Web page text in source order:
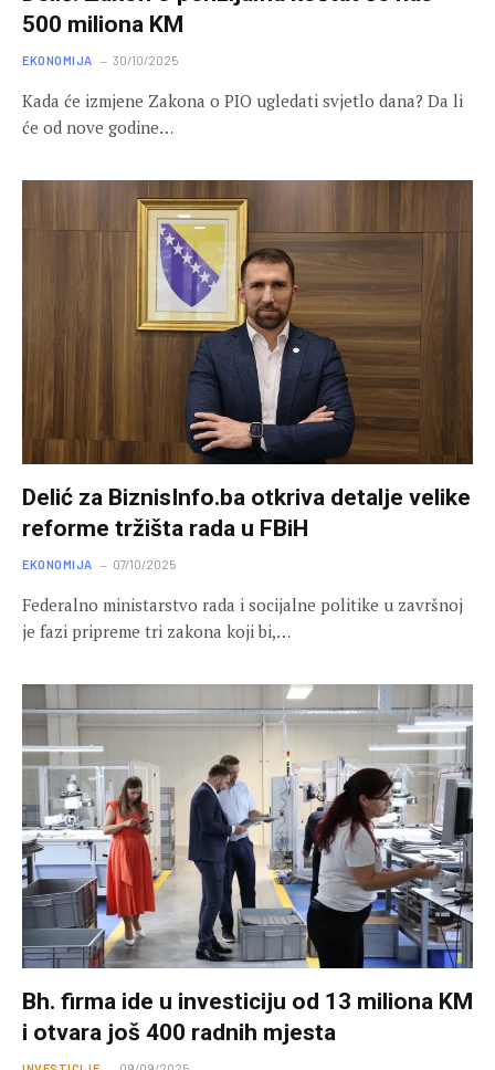
500 miliona KM
EKONOMIJA 30/10/2025
Kada će izmjene Zakona o PIO ugledati svjetlo dana? Da li
će od nove godine…
Delić za BiznisInfo.ba otkriva detalje velike
reforme tržišta rada u FBiH
EKONOMIJA 07/10/2025
Federalno ministarstvo rada i socijalne politike u završnoj
je fazi pripreme tri zakona koji bi,…
Bh. firma ide u investiciju od 13 miliona KM
i otvara još 400 radnih mjesta